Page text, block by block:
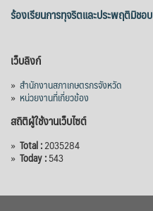
ร้องเรียนการทุจริตและประพฤติมิชอบ
เว็บลิงก์
» สำนักงานสภาเกษตรกรจังหวัด
» หน่วยงานที่เกี่ยวข้อง
สถิติผู้ใช้งานเว็บไซต์
» Total :2035284
» Today :543